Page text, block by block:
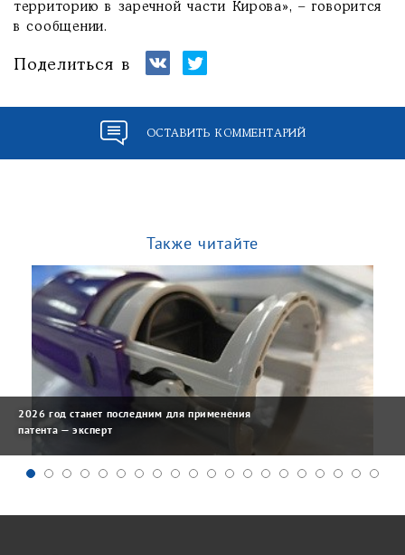
территорию в заречной части Кирова», – говорится
в сообщении.
Поделиться в
ОСТАВИТЬ КОММЕНТАРИЙ
Также читайте
2026 год станет последним для применения
патента — эксперт